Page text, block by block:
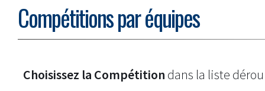
Compétitions par équipes
Choisissez la Compétition dans la liste